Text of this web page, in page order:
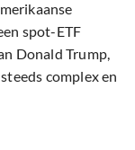
spot-ETF
Donald Trump,
complex en